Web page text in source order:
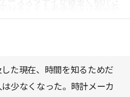
ーケティング本を通じて学ん
本書を活用できるだろう。
た現在、時間を知るためだ
少なくなった。時計メーカ